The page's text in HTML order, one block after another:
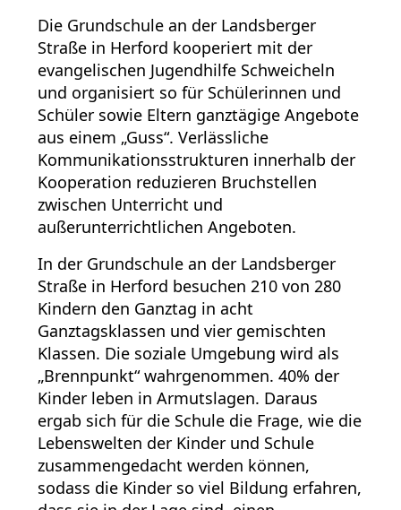
Die Grundschule an der Landsberger
Straße in Herford kooperiert mit der
evangelischen Jugendhilfe Schweicheln
und organisiert so für Schülerinnen und
Schüler sowie Eltern ganztägige Angebote
aus einem „Guss“. Verlässliche
Kommunikationsstrukturen innerhalb der
Kooperation reduzieren Bruchstellen
zwischen Unterricht und
außerunterrichtlichen Angeboten.
In der Grundschule an der Landsberger
Straße in Herford besuchen 210 von 280
Kindern den Ganztag in acht
Ganztagsklassen und vier gemischten
Klassen. Die soziale Umgebung wird als
„Brennpunkt“ wahrgenommen. 40% der
Kinder leben in Armutslagen. Daraus
ergab sich für die Schule die Frage, wie die
Lebenswelten der Kinder und Schule
zusammengedacht werden können,
sodass die Kinder so viel Bildung erfahren,